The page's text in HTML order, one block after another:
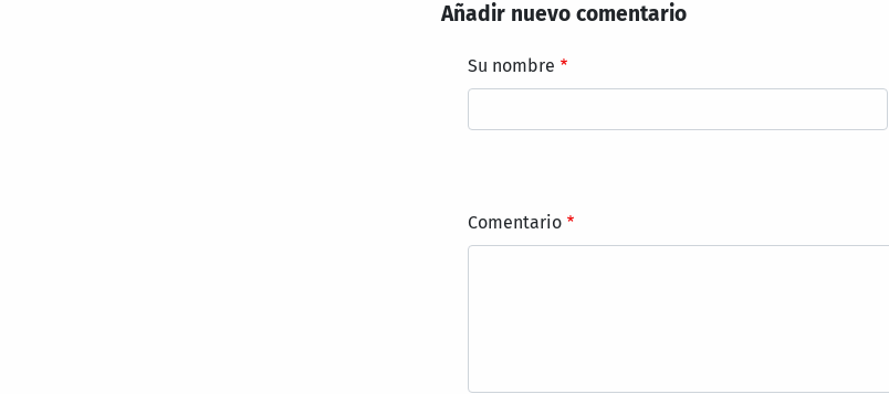
Añadir nuevo comentario
Su nombre
Comentario